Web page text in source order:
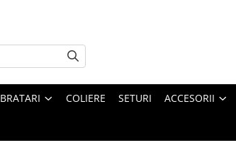
BRATARI COLIERE SETURI ACCESORII